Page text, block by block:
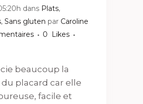
dans Plats,
, Sans gluten par Caroline
0
Likes
beaucoup la
placard car elle
facile et